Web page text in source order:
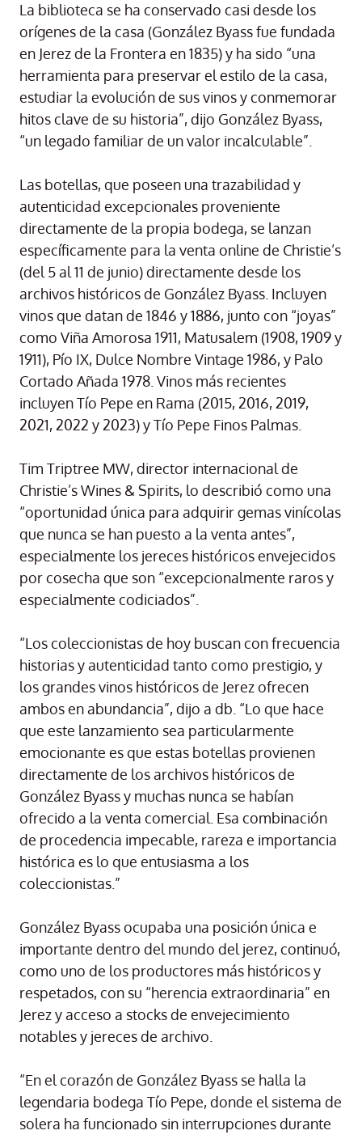
La biblioteca se ha conservado casi desde los
orígenes de la casa (González Byass fue fundada
en Jerez de la Frontera en 1835) y ha sido “una
herramienta para preservar el estilo de la casa,
estudiar la evolución de sus vinos y conmemorar
hitos clave de su historia”, dijo González Byass,
“un legado familiar de un valor incalculable”.
Las botellas, que poseen una trazabilidad y
autenticidad excepcionales proveniente
directamente de la propia bodega, se lanzan
específicamente para la venta online de Christie’s
(del 5 al 11 de junio) directamente desde los
archivos históricos de González Byass. Incluyen
vinos que datan de 1846 y 1886, junto con “joyas”
como Viña Amorosa 1911, Matusalem (1908, 1909 y
1911), Pío IX, Dulce Nombre Vintage 1986, y Palo
Cortado Añada 1978. Vinos más recientes
incluyen Tío Pepe en Rama (2015, 2016, 2019,
2021, 2022 y 2023) y Tío Pepe Finos Palmas.
Tim Triptree MW, director internacional de
Christie’s Wines & Spirits, lo describió como una
“oportunidad única para adquirir gemas vinícolas
que nunca se han puesto a la venta antes”,
especialmente los jereces históricos envejecidos
por cosecha que son “excepcionalmente raros y
especialmente codiciados”.
“Los coleccionistas de hoy buscan con frecuencia
historias y autenticidad tanto como prestigio, y
los grandes vinos históricos de Jerez ofrecen
ambos en abundancia”, dijo a db. “Lo que hace
que este lanzamiento sea particularmente
emocionante es que estas botellas provienen
directamente de los archivos históricos de
González Byass y muchas nunca se habían
ofrecido a la venta comercial. Esa combinación
de procedencia impecable, rareza e importancia
histórica es lo que entusiasma a los
coleccionistas.”
González Byass ocupaba una posición única e
importante dentro del mundo del jerez, continuó,
como uno de los productores más históricos y
respetados, con su “herencia extraordinaria” en
Jerez y acceso a stocks de envejecimiento
notables y jereces de archivo.
“En el corazón de González Byass se halla la
legendaria bodega Tío Pepe, donde el sistema de
solera ha funcionado sin interrupciones durante